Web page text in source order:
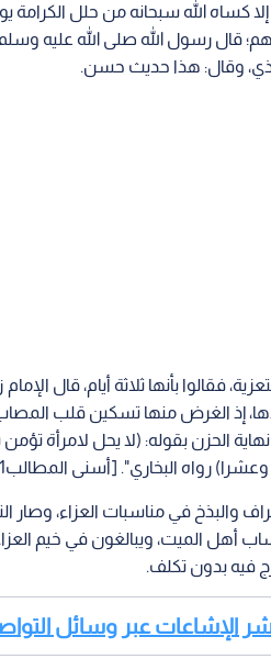
كساه الله سبحانه من حلل الكرامة
قال رسول الله صلى الله عليه
وقال: هذا حديث حسن.
فقالوا بأنها ثلاثة أيام، قال
إذ الغرض منها تسكين قلب
الحزن بقوله: (لا يحل لامرأة
رواه البخاري". [أسنى المطالب1/ 334].
والبذخ في مناسبات العزاء، وصار
أهل الميت، ويبالغون في خيم
فيه بدون تكلف.
نشر الإشاعات عبر وسائل